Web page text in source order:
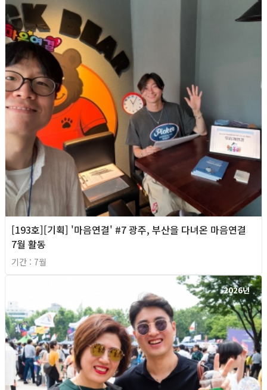
[193호][기획] '마음연결' #7 광주, 부산을 다녀온 마음연결
7월 활동
기간 : 7월
2026년